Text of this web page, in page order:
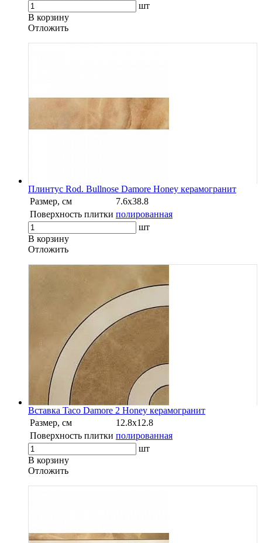
шт
В корзину
Oтложить
Плинтус Rod. Bullnose Damore Honey керамогранит
Размер, см
7.6x38.8
Поверхность плитки полированная
шт
В корзину
Oтложить
Вставка Taco Damore 2 Honey керамогранит
Размер, см
12.8х12.8
Поверхность плитки полированная
шт
В корзину
Oтложить